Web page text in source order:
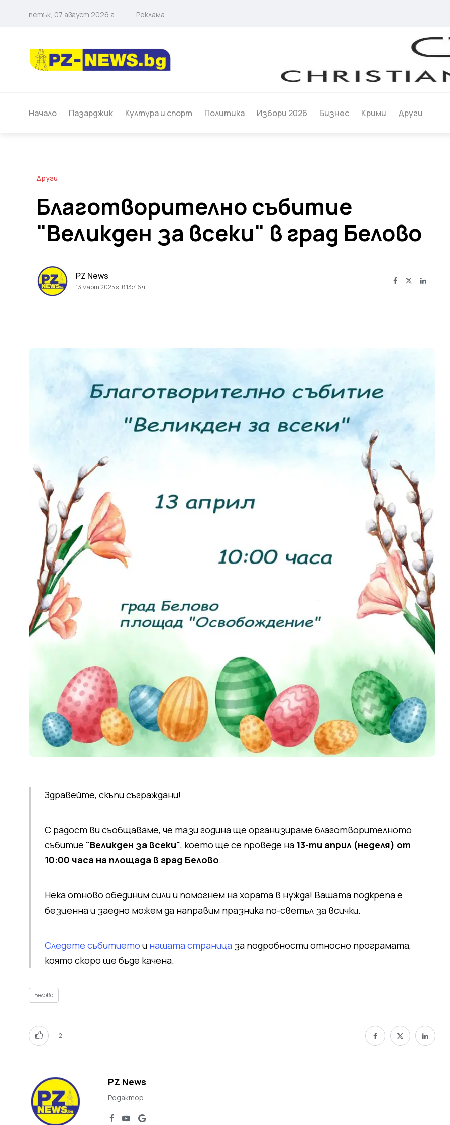
петък, 07 август 2026 г. Реклама
Начало Пазарджик Култура и спорт Политика Избори 2026 Бизнес Крими Други
Други
Благотворително събитие
"Великден за всеки" в град Белово
PZ News
13 март 2025 г. в 13:46 ч.
Здравейте, скъпи съграждани!
С радост ви съобщаваме, че тази година ще организираме благотворителното
събитие "Великден за всеки", което ще се проведе на 13-ти април (неделя) от
10:00 часа на площада в град Белово.
Нека отново обединим сили и помогнем на хората в нужда! Вашата подкрепа е
безценна и заедно можем да направим празника по-светъл за всички.
Следете събитието и нашата страница за подробности относно програмата,
която скоро ще бъде качена.
Белово
2
PZ News
Редактор